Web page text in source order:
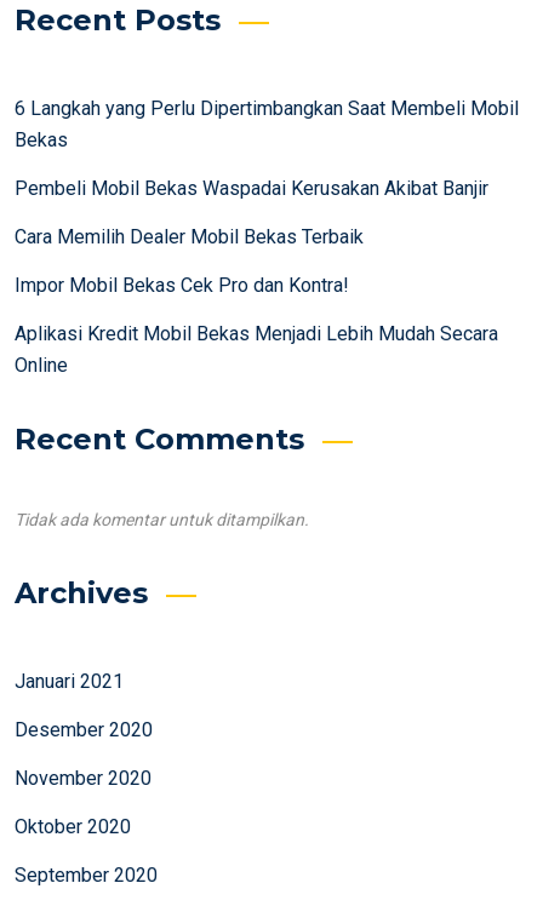
Recent Posts
6 Langkah yang Perlu Dipertimbangkan Saat Membeli Mobil
Bekas
Pembeli Mobil Bekas Waspadai Kerusakan Akibat Banjir
Cara Memilih Dealer Mobil Bekas Terbaik
Impor Mobil Bekas Cek Pro dan Kontra!
Aplikasi Kredit Mobil Bekas Menjadi Lebih Mudah Secara
Online
Recent Comments
Tidak ada komentar untuk ditampilkan.
Archives
Januari 2021
Desember 2020
November 2020
Oktober 2020
September 2020